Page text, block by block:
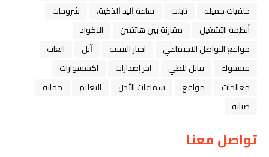
خلفيات جميله
تابلت ﺳﺎﻋﺔ ﺍﻟﻴﺪ ﺍﻟﺬﻛﻴﺔ،
شروحات
أنظمة التشغيل
مقارنة بين هاتفين
الاكواد
مواقع التواصل الاجتماعي
اخبار التقنية ﺁﺑﻞ
العاب
فيسبوك
قابل للطي آخر إصدارات
اكسسوارات
معالجات
مواقع سماعات الأذن التعليم
حماية
صيانة
تواصل معنا